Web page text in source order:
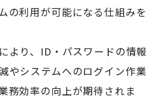
の利用が可能になる仕組みを
より、ID・パスワードの情報
やシステムへのログイン作業
務効率の向上が期待されま